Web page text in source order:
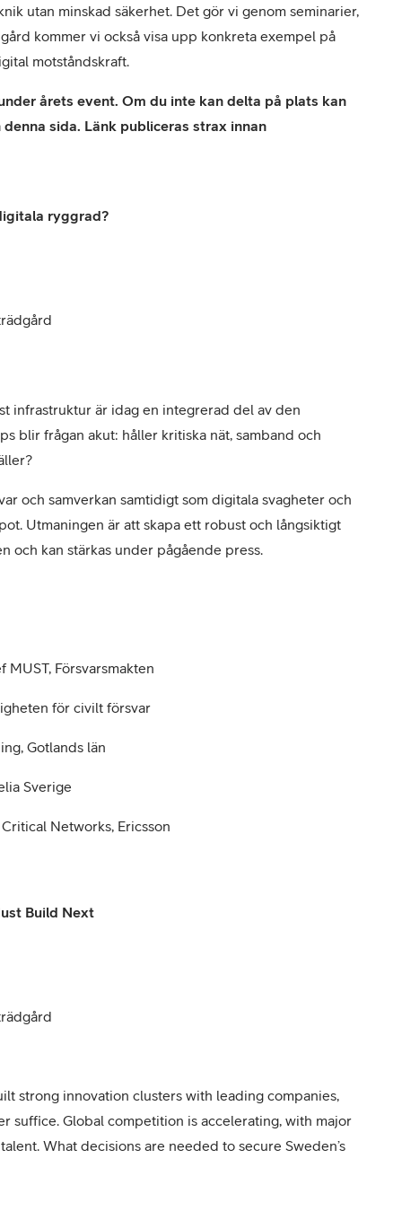
utan minskad säkerhet. Det gör vi genom seminarier,
kommer vi också visa upp konkreta exempel på
motståndskraft.
årets event. Om du inte kan delta på plats kan
sida. Länk publiceras strax innan
ryggrad?
infrastruktur är idag en integrerad del av den
blir frågan akut: håller kritiska nät, samband och
och samverkan samtidigt som digitala svagheter och
Utmaningen är att skapa ett robust och långsiktigt
och kan stärkas under pågående press.
MUST, Försvarsmakten
för civilt försvar
Gotlands län
Sverige
Networks, Ericsson
Build Next
strong innovation clusters with leading companies,
suffice. Global competition is accelerating, with major
What decisions are needed to secure Sweden’s